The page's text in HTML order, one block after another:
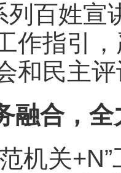
列百姓
作指引
和民主
融合，
机关